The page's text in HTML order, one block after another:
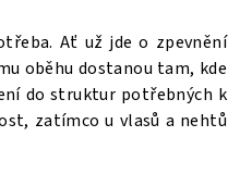
Ať už jde o zpevnění
oběhu dostanou tam, kde
do struktur potřebných k
zatímco u vlasů a nehtů